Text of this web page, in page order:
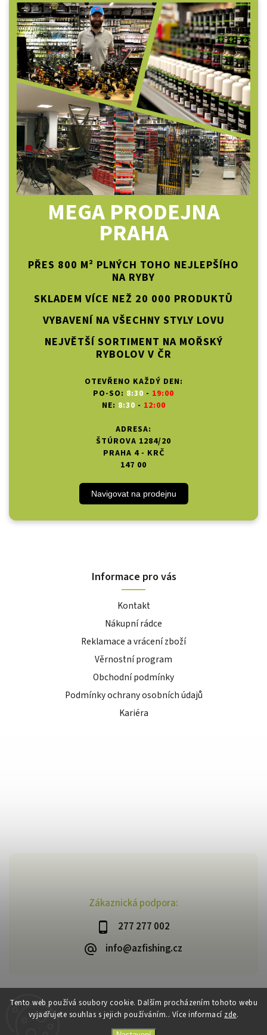
Tento web používá soubory cookie. Dalším procházením tohoto webu
vyjadřujete souhlas s jejich používáním.. Více informací zde.
Zákaznická podpora:
277 277 002
info@azfishing.cz
MEGA PRODEJNA
PRAHA
PŘES 800 M² PLNÝCH TOHO NEJLEPŠÍHO
NA RYBY
SKLADEM VÍCE NEŽ 20 000 PRODUKTŮ
VYBAVENÍ NA VŠECHNY STYLY LOVU
NEJVĚTŠÍ SORTIMENT NA MOŘSKÝ
RYBOLOV V ČR
OTEVŘENO KAŽDÝ DEN:
PO-SO: 8:30 - 19:00
NE: 8:30 - 12:00
ADRESA:
ŠTÚROVA 1284/20
PRAHA 4 - KRČ
147 00
Navigovat na prodejnu
Informace pro vás
Kontakt
Nákupní rádce
Reklamace a vrácení zboží
Věrnostní program
Obchodní podmínky
Podmínky ochrany osobních údajů
Kariéra
Copyright 2026AzFishing.cz. Všechna práva vyhrazena.
VytvořilShoptet| Design